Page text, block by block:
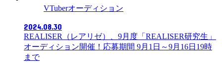
VTuberオーディション
2024.08.30
REALISER（レアリゼ）、9月度「REALISER研究生」
オーディション開催！応募期間 9月1日～9月16日19時
まで